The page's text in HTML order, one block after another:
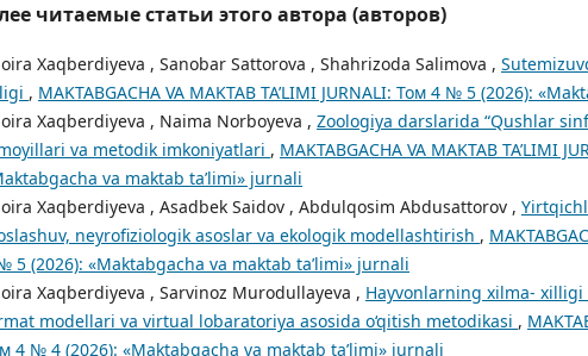
читаемые статьи этого автора (авторов)
Xaqberdiyeva , Sanobar Sattorova , Shahrizoda Salimova ,
, MAKTABGACHA VA MAKTAB TA’LIMI JURNALI: Том 4 № 5 (2026):
Xaqberdiyeva , Naima Norboyeva , Zoologiya darslarida “Qushlar
va metodik imkoniyatlari , MAKTABGACHA VA MAKTAB TA’LIMI
va maktab ta’limi» jurnali
Xaqberdiyeva , Asadbek Saidov , Abdulqosim Abdusattorov ,
neyrofiziologik asoslar va ekologik modellashtirish ,
5 (2026): «Maktabgacha va maktab ta’limi» jurnali
Xaqberdiyeva , Sarvinoz Murodullayeva , Hayvonlarning xilma- xilligi
modellari va virtual lobaratoriya asosida o‘qitish metodikasi ,
4 № 4 (2026): «Maktabgacha va maktab ta’limi» jurnali